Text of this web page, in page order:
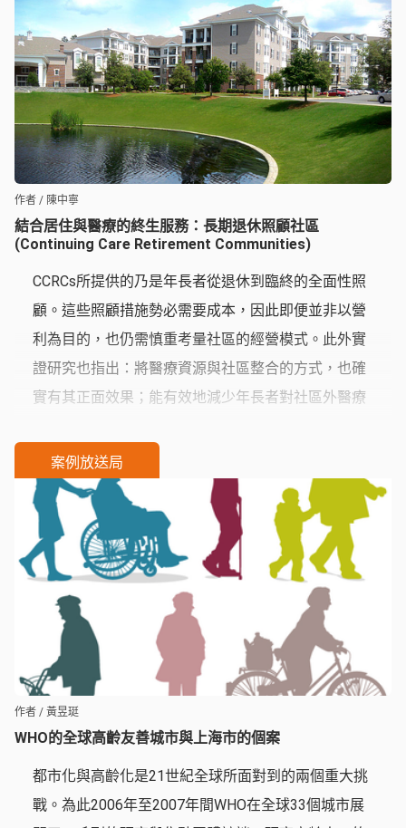
結合居住與醫療的終生服務：長期退休照顧社區
(Continuing Care Retirement Communities)
作者 / 陳中寧
CCRCs所提供的乃是年長者從退休到臨終的全面性照
顧。這些照顧措施勢必需要成本，因此即便並非以營
利為目的，也仍需慎重考量社區的經營模式。此外實
證研究也指出：將醫療資源與社區整合的方式，也確
實有其正面效果；能有效地減少年長者對社區外醫療
案例放送局
WHO的全球高齡友善城市與上海市的個案
作者 / 黃昱珽
都市化與高齡化是21世紀全球所面對到的兩個重大挑
戰。為此2006年至2007年間WHO在全球33個城市展